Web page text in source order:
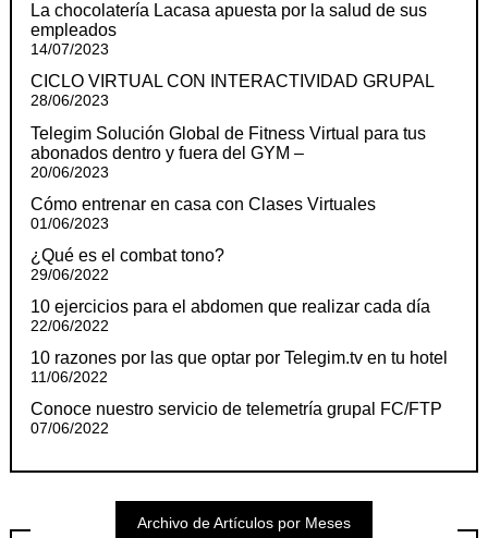
La chocolatería Lacasa apuesta por la salud de sus
empleados
14/07/2023
CICLO VIRTUAL CON INTERACTIVIDAD GRUPAL
28/06/2023
Telegim Solución Global de Fitness Virtual para tus
abonados dentro y fuera del GYM –
20/06/2023
Cómo entrenar en casa con Clases Virtuales
01/06/2023
¿Qué es el combat tono?
29/06/2022
10 ejercicios para el abdomen que realizar cada día
22/06/2022
10 razones por las que optar por Telegim.tv en tu hotel
11/06/2022
Conoce nuestro servicio de telemetría grupal FC/FTP
07/06/2022
Archivo de Artículos por Meses